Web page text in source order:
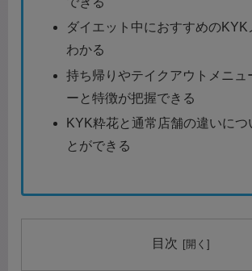
ダイエット中におすすめのKYK
わかる
持ち帰りやテイクアウトメニュ
ーと特徴が把握できる
KYK粋花と通常店舗の違いにつ
とができる
目次